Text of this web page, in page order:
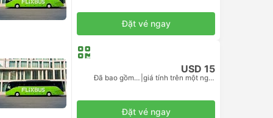
Đặt vé ngay
USD 15
Đã bao gồm thuế | giá tính trên một người lớn
Đặt vé ngay